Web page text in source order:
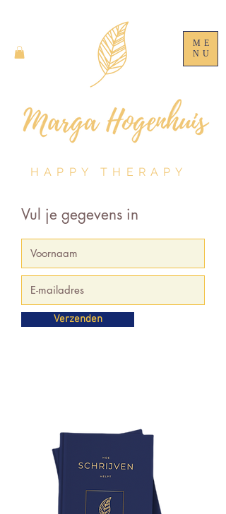
ME
NU
HAPPY THERAPY
Vul je gegevens in
Verzenden